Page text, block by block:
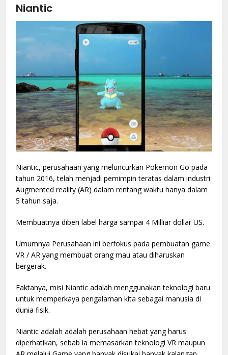
Niantic
Niantic, perusahaan yang meluncurkan Pokemon Go pada
tahun 2016, telah menjadi pemimpin teratas dalam industri
Augmented reality (AR) dalam rentang waktu hanya dalam
5 tahun saja.
Membuatnya diberi label harga sampai 4 Milliar dollar US.
Umumnya Perusahaan ini berfokus pada pembuatan game
VR / AR yang membuat orang mau atau diharuskan
bergerak.
Faktanya, misi Niantic adalah menggunakan teknologi baru
untuk memperkaya pengalaman kita sebagai manusia di
dunia fisik.
Niantic adalah adalah perusahaan hebat yang harus
diperhatikan, sebab ia memasarkan teknologi VR maupun